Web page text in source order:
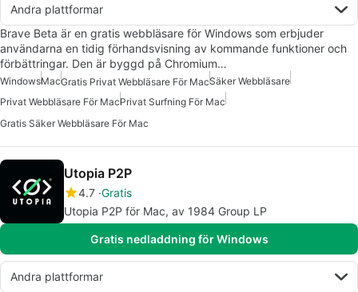
Andra plattformar
Brave Beta är en gratis webbläsare för Windows som erbjuder
användarna en tidig förhandsvisning av kommande funktioner och
förbättringar. Den är byggd på Chromium…
WindowsMacGratis Privat Webbläsare För MacSäker Webbläsare
Privat Webbläsare För MacPrivat Surfning För Mac
Gratis Säker Webbläsare För Mac
Utopia P2P
4.7 Gratis
Utopia P2P för Mac, av 1984 Group LP
Gratis nedladdning för Windows
Andra plattformar